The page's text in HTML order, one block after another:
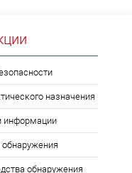
назначения
информации
обнаружения